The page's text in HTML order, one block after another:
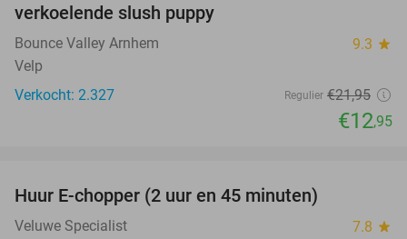
verkoelende slush puppy
Bounce Valley Arnhem 9.3 star
Velp
Verkocht: 2.327
Regulier €21,95
€12,95
Huur E-chopper (2 uur en 45 minuten)
Veluwe Specialist 7.8 star